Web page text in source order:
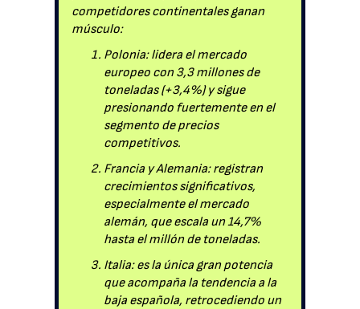
competidores continentales ganan
músculo:
Polonia: lidera el mercado
europeo con 3,3 millones de
toneladas (+3,4%) y sigue
presionando fuertemente en el
segmento de precios
competitivos.
Francia y Alemania: registran
crecimientos significativos,
especialmente el mercado
alemán, que escala un 14,7%
hasta el millón de toneladas.
Italia: es la única gran potencia
que acompaña la tendencia a la
baja española, retrocediendo un